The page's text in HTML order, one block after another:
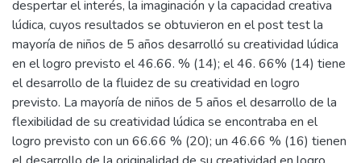
despertar el interés, la imaginación y la capacidad creativa
lúdica, cuyos resultados se obtuvieron en el post test la
mayoría de niños de 5 años desarrolló su creatividad lúdica
en el logro previsto el 46.66. % (14); el 46. 66% (14) tiene
el desarrollo de la fluidez de su creatividad en logro
previsto. La mayoría de niños de 5 años el desarrollo de la
flexibilidad de su creatividad lúdica se encontraba en el
logro previsto con un 66.66 % (20); un 46.66 % (16) tienen